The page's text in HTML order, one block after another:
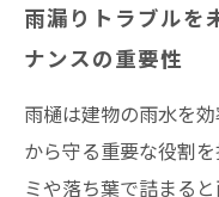
雨漏りトラブルを
ナンスの重要性
雨樋は建物の雨水を
から守る重要な役割
ミや落ち葉で詰まる